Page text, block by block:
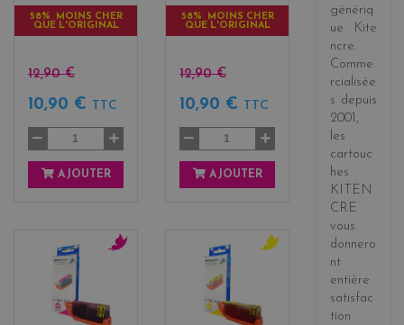
58% MOINS CHER
QUE L'ORIGINAL
12,90 €
10,90 € TTC
AJOUTER
58% MOINS CHER
QUE L'ORIGINAL
12,90 €
10,90 € TTC
AJOUTER
e
l
génériq
ue
Kite
ncre.
Comme
rcialisée
s depuis
2001 ,
les
cartouc
hes
KITEN
CRE
vous
donnero
nt
entière
satisfac
tion